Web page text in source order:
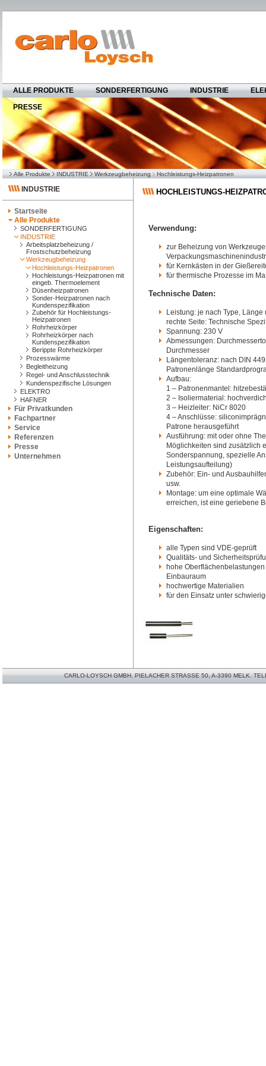
ALLE PRODUKTE SONDERFERTIGUNG INDUSTRIE
PRESSE
Alle Produkte INDUSTRIE Werkzeugbeheizung Hochleistungs-Heizpatronen
INDUSTRIE
Startseite
Alle Produkte
SONDERFERTIGUNG
INDUSTRIE
Arbeitsplatzbeheizung /
Frostschutzbeheizung
Werkzeugbeheizung
Hochleistungs-Heizpatronen
Hochleistungs-Heizpatronen mit
eingeb. Thermoelement
Düsenheizpatronen
Sonder-Heizpatronen nach
Kundenspezifikation
Zubehör für Hochleistungs-
Heizpatronen
Rohrheizkörper
Rohrheizkörper nach
Kundenspezifikation
Berippte Rohrheizkörper
Prozesswärme
Begleitheizung
Regel- und Anschlusstechnik
Kundenspezifische Lösungen
ELEKTRO
HAFNER
Für Privatkunden
Fachpartner
Service
Referenzen
Presse
Unternehmen
HOCHLEISTUNGS-
Verwendung:
zur Beheizung von
für Kernkästen in der
für thermische Prozesse im
Technische Daten:
Leistung: je nach Type,
rechte Seite: Technische
Spannung: 230 V
Abmessungen:
Durchmesser
Längentoleranz: nach DIN
Patronenlänge
Aufbau:
1 – Patronenmantel:
2 – Isoliermaterial:
3 – Heizleiter: NiCr 8020
4 – Anschlüsse:
Patrone herausgeführt
Ausführung: mit oder ohne
Möglichkeiten sind zusätzlich
Sonderspannung, spezielle
Leistungsaufteilung)
Zubehör: Ein- und
usw.
Montage: um eine optimale
erreichen, ist eine geriebene
Eigenschaften:
alle Typen sind VDE-geprüft
Qualitäts- und
hohe
Einbauraum
hochwertige Materialien
für den Einsatz unter
CARLO-LOYSCH GMBH. PIELACHER STRASSE 50, A-3390 MELK.